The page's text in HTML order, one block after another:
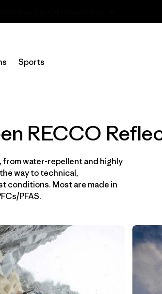
Sports
1
RECCO
water-repellent and highly
way to technical,
conditions. Most are made in
PFAS.